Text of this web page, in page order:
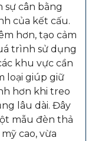
sự cân bằng
của kết cấu.
hơn, tạo cảm
trình sử dụng
khu vực cần
loại giúp giữ
hơn khi treo
lâu dài. Đây
mẫu đèn thả
cao, vừa